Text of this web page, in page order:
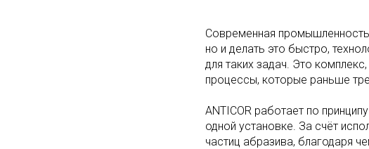
Современная
но и делать это быстро,
для таких задач. Это
процессы, которые раньше
ANTICOR работает по
одной установке. За счёт
частиц абразива, благодаря